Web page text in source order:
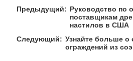
Предыдущий: Руководство по
поставщикам
настилов в США
Следующий: Узнайте больше о
ограждений из